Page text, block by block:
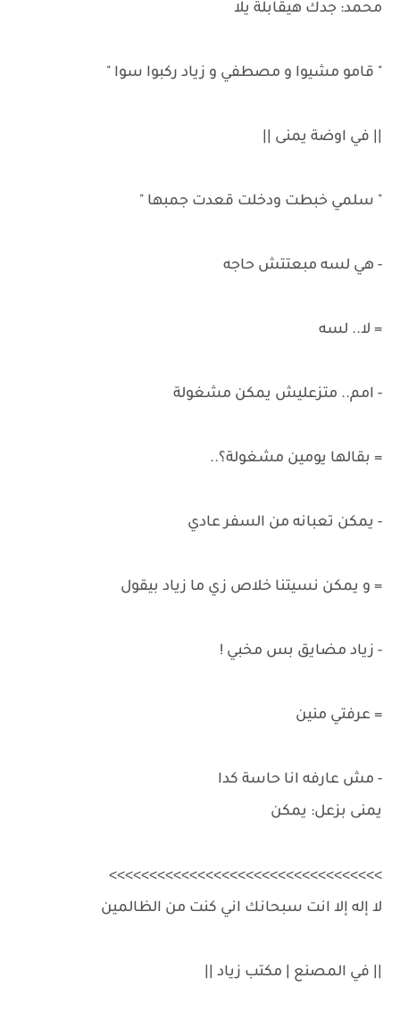
محمد: جدك هيقابلة يلا
" قامو مشيوا و مصطفي و زياد ركبوا سوا "
|| في اوضة يمنى ||
" سلمي خبطت ودخلت قعدت جمبها "
- هي لسه مبعتتش حاجه
= لا.. لسه
- امم.. متزعليش يمكن مشغولة
= بقالها يومين مشغولة؟..
- يمكن تعبانه من السفر عادي
= و يمكن نسيتنا خلاص زي ما زياد بيقول
- زياد مضايق بس مخبي !
= عرفتي منين
- مش عارفه انا حاسة كدا
يمنى بزعل: يمكن
>>>>>>>>>>>>>>>>>>>>>>>>>>>>>>>>>>
لا إله إلا انت سبحانك اني كنت من الظالمين
|| في المصنع | مكتب زياد ||